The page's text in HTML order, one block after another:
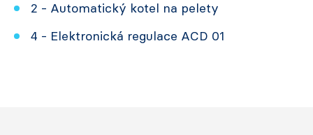
2 - Automatický kotel na pelety
4 - Elektronická regulace ACD 01